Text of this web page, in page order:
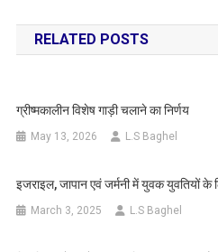
navigation
RELATED POSTS
ग्रीष्मकालीन विशेष गाड़ी चलाने का निर्णय
May 13, 2026 L.S Baghel
इजराइल, जापान एवं जर्मनी में युवक युवतियों
March 3, 2025 L.S Baghel